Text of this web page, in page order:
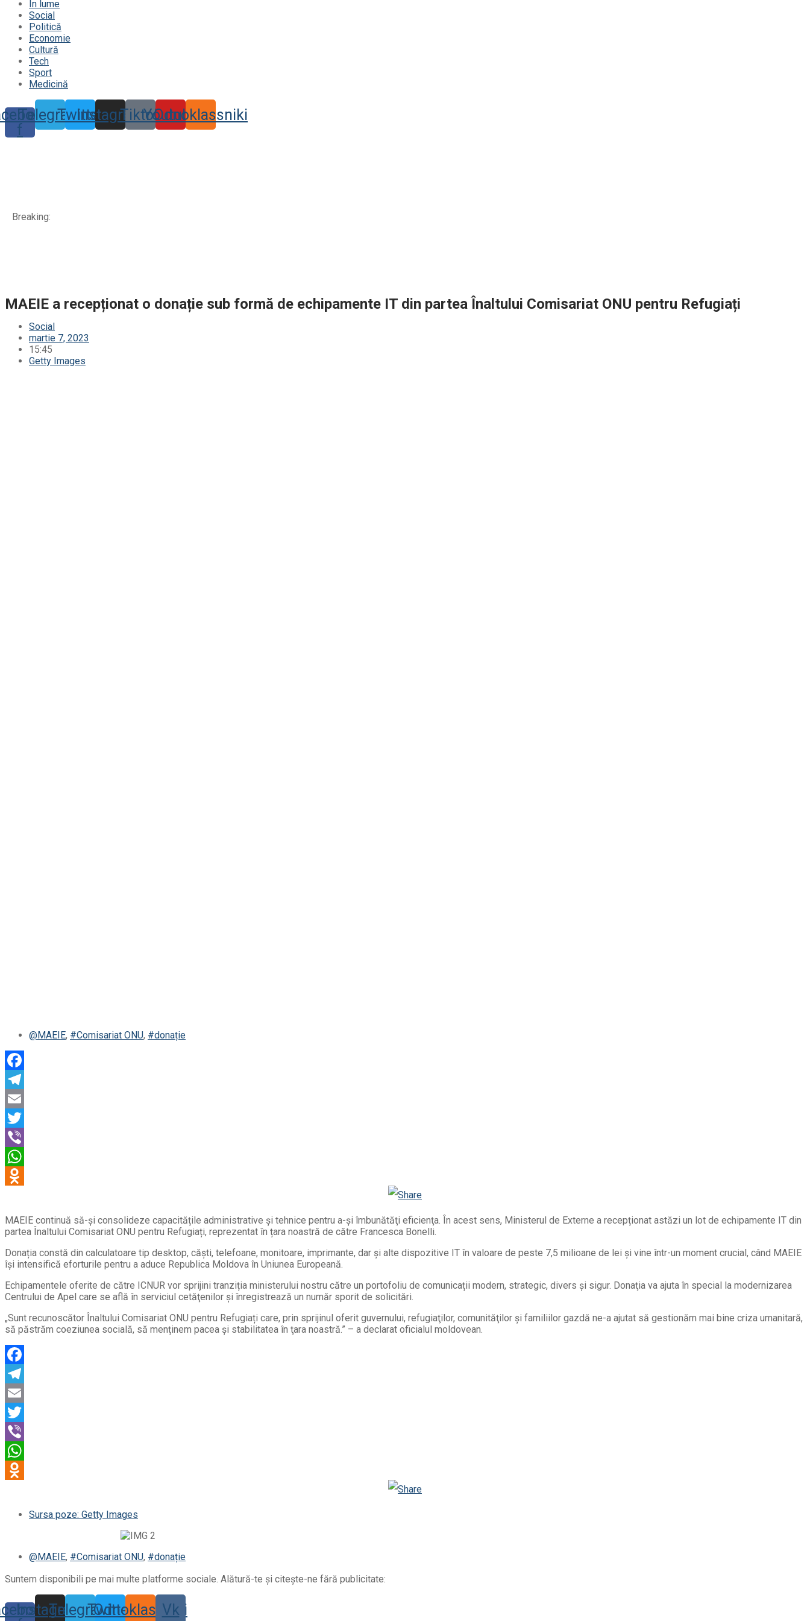
În lume
Social
Politică
Economie
Cultură
Tech
Sport
Medicină
f
TelegramTwitter
Instagram
TiktokYoutube
Odnoklassniki
Breaking:
MAEIE a recepționat o donație sub formă de echipamente IT din partea Înaltului Comisariat ONU pentru Refugiați
Social
martie 7, 2023
15:45
Getty Images
@MAEIE, #Comisariat ONU, #donație
Odnoklassniki
MAEIE continuă să-și consolideze capacitățile administrative și tehnice pentru a-şi îmbunătăţi eficienţa. În acest sens, Ministerul de Externe a recepționat astăzi un lot de echipamente IT din
partea Înaltului Comisariat ONU pentru Refugiați, reprezentat în țara noastră de către Francesca Bonelli.
Donația constă din calculatoare tip desktop, căști, telefoane, monitoare, imprimante, dar și alte dispozitive IT în valoare de peste 7,5 milioane de lei şi vine într-un moment crucial, când MAEIE
îşi intensifică eforturile pentru a aduce Republica Moldova în Uniunea Europeană.
Echipamentele oferite de către ICNUR vor sprijini tranziția ministerului nostru către un portofoliu de comunicații modern, strategic, divers și sigur. Donaţia va ajuta în special la modernizarea
Centrului de Apel care se află în serviciul cetăţenilor şi înregistrează un număr sporit de solicitări.
„Sunt recunoscător Înaltului Comisariat ONU pentru Refugiați care, prin sprijinul oferit guvernului, refugiaţilor, comunităţilor şi familiilor gazdă ne-a ajutat să gestionăm mai bine criza umanitară,
să păstrăm coeziunea socială, să menținem pacea și stabilitatea în ţara noastră.” – a declarat oficialul moldovean.
Odnoklassniki
Sursa poze: Getty Images
@MAEIE, #Comisariat ONU, #donație
Suntem disponibili pe mai multe platforme sociale. Alătură-te și citește-ne fără publicitate:
Instagram
TelegramTwitter
Odnoklassniki
Vk